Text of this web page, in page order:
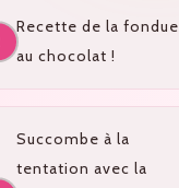
Recette de la fondue
au chocolat !
Succombe à la
tentation avec la